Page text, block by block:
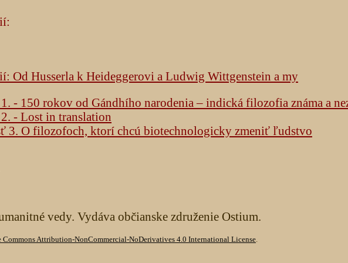
Od Husserla k Heideggerovi a Ludwig Wittgenstein a my
- 150 rokov od Gándhího narodenia – indická filozofia známa a
- Lost in translation
3. O filozofoch, ktorí chcú biotechnologicky zmeniť ľudstvo
vedy. Vydáva občianske združenie Ostium.
Commons Attribution-NonCommercial-NoDerivatives 4.0 International License